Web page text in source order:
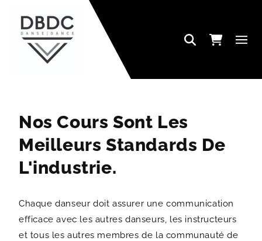
IGNORER ET PASSER AU CONTENU
Panier
Nos Cours Sont Les
Meilleurs Standards De
L'industrie.
Chaque danseur doit assurer une communication
efficace avec les autres danseurs, les instructeurs
et tous les autres membres de la communauté de